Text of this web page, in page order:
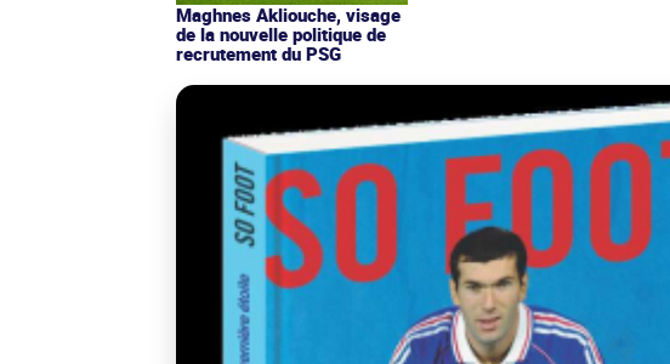
Maghnes Akliouche, visage
de la nouvelle politique de
recrutement du PSG